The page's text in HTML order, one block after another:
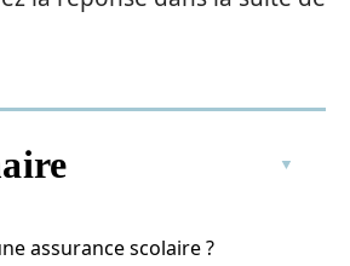
assurance scolaire ?